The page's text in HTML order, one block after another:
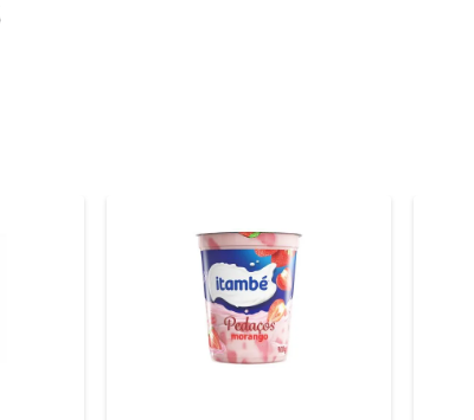
pode contribuir para uma dieta
na sua dieta.